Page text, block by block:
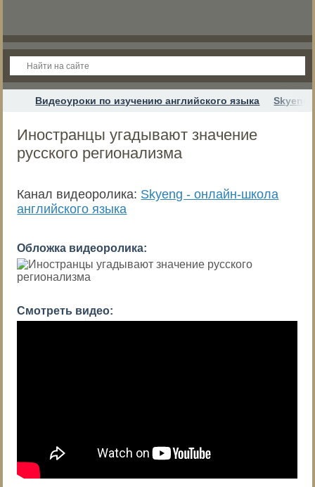
Видеоуроки по изучению английского языка Skyeng
Иностранцы угадывают значение
русского регионализма
Канал видеоролика: Skyeng - онлайн-школа
английского языка
Обложка видеоролика:
Смотреть видео: